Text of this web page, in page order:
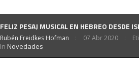
FELIZ PESAJ MUSICAL EN HEBREO DESDE
Rubén Freidkes Hofman 07 Abr 2020
In Novedades